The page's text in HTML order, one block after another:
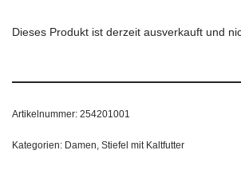
Dieses Produkt ist derzeit ausverkauft und
Artikelnummer: 254201001
Kategorien: Damen Stiefel mit Kaltfutter